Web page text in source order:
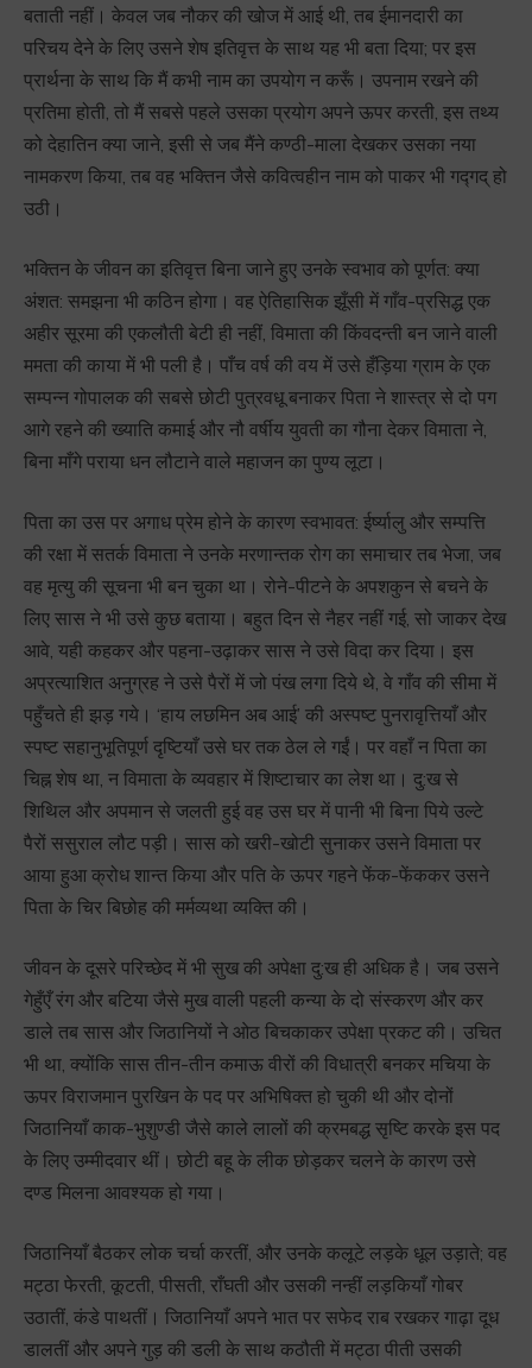
बताती नहीं। केवल जब नौकर की खोज में आई थी, तब ईमानदारी का
परिचय देने के लिए उसने शेष इतिवृत्त के साथ यह भी बता दिया; पर इस
प्रार्थना के साथ कि मैं कभी नाम का उपयोग न करूँ। उपनाम रखने की
प्रतिमा होती, तो मैं सबसे पहले उसका प्रयोग अपने ऊपर करती, इस तथ्य
को देहातिन क्या जाने, इसी से जब मैंने कण्ठी-माला देखकर उसका नया
नामकरण किया, तब वह भक्तिन जैसे कवित्वहीन नाम को पाकर भी गद्गद् हो
उठी।
भक्तिन के जीवन का इतिवृत्त बिना जाने हुए उनके स्वभाव को पूर्णत: क्या
अंशत: समझना भी कठिन होगा। वह ऐतिहासिक झूँसी में गाँव-प्रसिद्ध एक
अहीर सूरमा की एकलौती बेटी ही नहीं, विमाता की किंवदन्ती बन जाने वाली
ममता की काया में भी पली है। पाँच वर्ष की वय में उसे हँड़िया ग्राम के एक
सम्पन्न गोपालक की सबसे छोटी पुत्रवधू बनाकर पिता ने शास्त्र से दो पग
आगे रहने की ख्याति कमाई और नौ वर्षीय युवती का गौना देकर विमाता ने,
बिना माँगे पराया धन लौटाने वाले महाजन का पुण्य लूटा।
पिता का उस पर अगाध प्रेम होने के कारण स्वभावत: ईर्ष्यालु और सम्पत्ति
की रक्षा में सतर्क विमाता ने उनके मरणान्तक रोग का समाचार तब भेजा, जब
वह मृत्यु की सूचना भी बन चुका था। रोने-पीटने के अपशकुन से बचने के
लिए सास ने भी उसे कुछ बताया। बहुत दिन से नैहर नहीं गई, सो जाकर देख
आवे, यही कहकर और पहना-उढ़ाकर सास ने उसे विदा कर दिया। इस
अप्रत्याशित अनुग्रह ने उसे पैरों में जो पंख लगा दिये थे, वे गाँव की सीमा में
पहुँचते ही झड़ गये। ‘हाय लछमिन अब आई’ की अस्पष्ट पुनरावृत्तियाँ और
स्पष्ट सहानुभूतिपूर्ण दृष्टियाँ उसे घर तक ठेल ले गईं। पर वहाँ न पिता का
चिह्न शेष था, न विमाता के व्यवहार में शिष्टाचार का लेश था। दु:ख से
शिथिल और अपमान से जलती हुई वह उस घर में पानी भी बिना पिये उल्टे
पैरों ससुराल लौट पड़ी। सास को खरी-खोटी सुनाकर उसने विमाता पर
आया हुआ क्रोध शान्त किया और पति के ऊपर गहने फेंक-फेंककर उसने
पिता के चिर बिछोह की मर्मव्यथा व्यक्ति की।
जीवन के दूसरे परिच्छेद में भी सुख की अपेक्षा दु:ख ही अधिक है। जब उसने
गेहुँएँ रंग और बटिया जैसे मुख वाली पहली कन्या के दो संस्करण और कर
डाले तब सास और जिठानियों ने ओठ बिचकाकर उपेक्षा प्रकट की। उचित
भी था, क्योंकि सास तीन-तीन कमाऊ वीरों की विधात्री बनकर मचिया के
ऊपर विराजमान पुरखिन के पद पर अभिषिक्त हो चुकी थी और दोनों
जिठानियाँ काक-भुशुण्डी जैसे काले लालों की क्रमबद्ध सृष्टि करके इस पद
के लिए उम्मीदवार थीं। छोटी बहू के लीक छोड़कर चलने के कारण उसे
दण्ड मिलना आवश्यक हो गया।
जिठानियाँ बैठकर लोक चर्चा करतीं, और उनके कलूटे लड़के धूल उड़ाते; वह
मट्ठा फेरती, कूटती, पीसती, राँघती और उसकी नन्हीं लड़कियाँ गोबर
उठातीं, कंडे पाथतीं। जिठानियाँ अपने भात पर सफेद राब रखकर गाढ़ा दूध
डालतीं और अपने गुड़ की डली के साथ कठौती में मट्ठा पीती उसकी